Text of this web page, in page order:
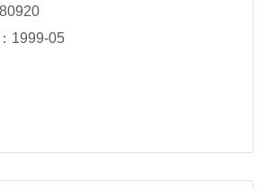
1999-05